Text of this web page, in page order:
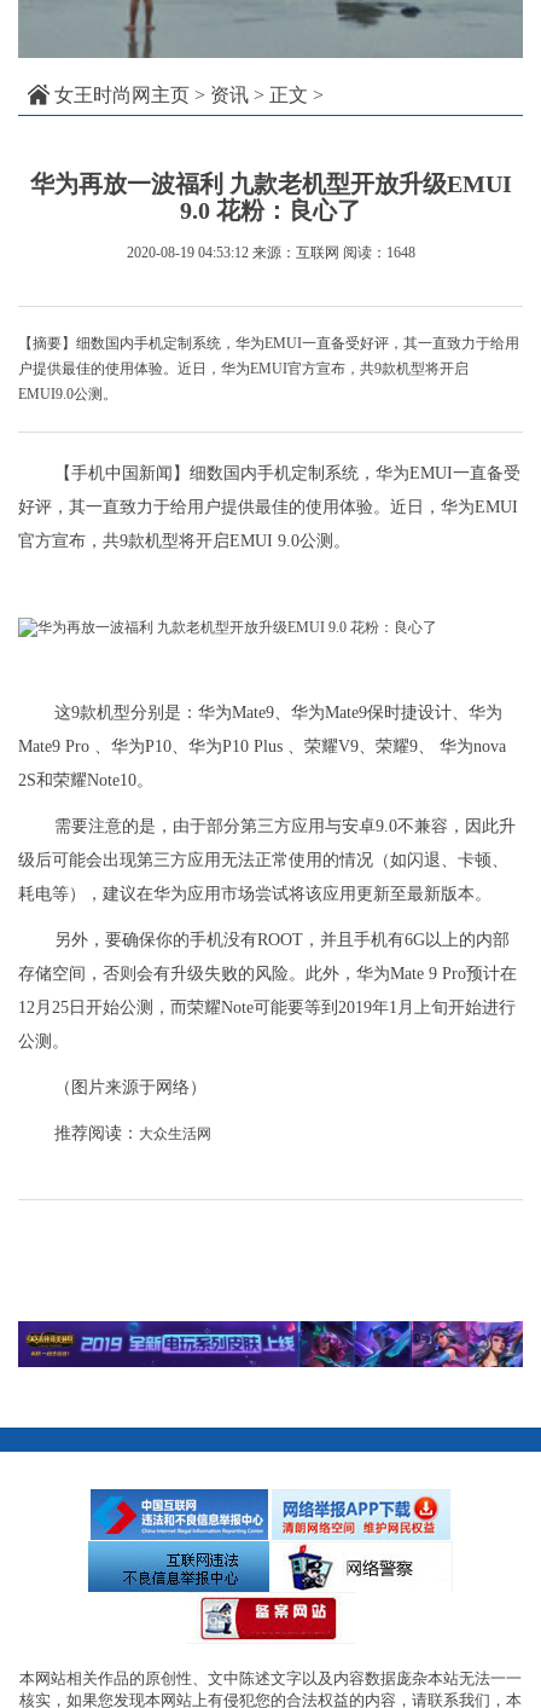
女王时尚网主页 > 资讯 > 正文 >
华为再放一波福利 九款老机型开放升级EMUI
9.0 花粉：良心了
2020-08-19 04:53:12 来源：互联网 阅读：1648
【摘要】细数国内手机定制系统，华为EMUI一直备受好评，其一直致力于给用
户提供最佳的使用体验。近日，华为EMUI官方宣布，共9款机型将开启
EMUI9.0公测。
【手机中国新闻】细数国内手机定制系统，华为EMUI一直备受
好评，其一直致力于给用户提供最佳的使用体验。近日，华为EMUI
官方宣布，共9款机型将开启EMUI 9.0公测。
这9款机型分别是：华为Mate9、华为Mate9保时捷设计、华为
Mate9 Pro 、华为P10、华为P10 Plus 、荣耀V9、荣耀9、 华为nova
2S和荣耀Note10。
需要注意的是，由于部分第三方应用与安卓9.0不兼容，因此升
级后可能会出现第三方应用无法正常使用的情况（如闪退、卡顿、
耗电等），建议在华为应用市场尝试将该应用更新至最新版本。
另外，要确保你的手机没有ROOT，并且手机有6G以上的内部
存储空间，否则会有升级失败的风险。此外，华为Mate 9 Pro预计在
12月25日开始公测，而荣耀Note可能要等到2019年1月上旬开始进行
公测。
（图片来源于网络）
推荐阅读： 大众生活网
本网站相关作品的原创性、文中陈述文字以及内容数据庞杂本站无法一一
核实，如果您发现本网站上有侵犯您的合法权益的内容，请联系我们，本